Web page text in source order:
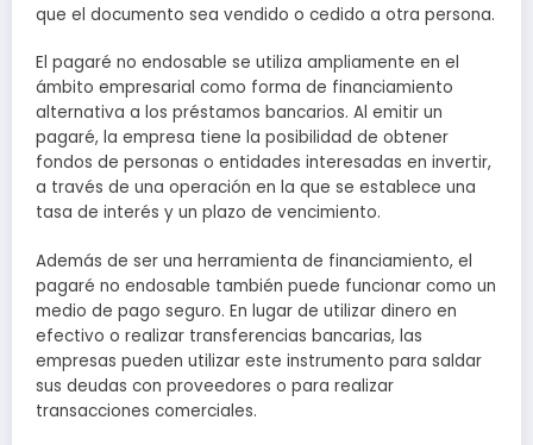
que el documento sea vendido o cedido a otra persona.
El pagaré no endosable se utiliza ampliamente en el
ámbito empresarial como forma de financiamiento
alternativa a los préstamos bancarios. Al emitir un
pagaré, la empresa tiene la posibilidad de obtener
fondos de personas o entidades interesadas en invertir,
a través de una operación en la que se establece una
tasa de interés y un plazo de vencimiento.
Además de ser una herramienta de financiamiento, el
pagaré no endosable también puede funcionar como un
medio de pago seguro. En lugar de utilizar dinero en
efectivo o realizar transferencias bancarias, las
empresas pueden utilizar este instrumento para saldar
sus deudas con proveedores o para realizar
transacciones comerciales.